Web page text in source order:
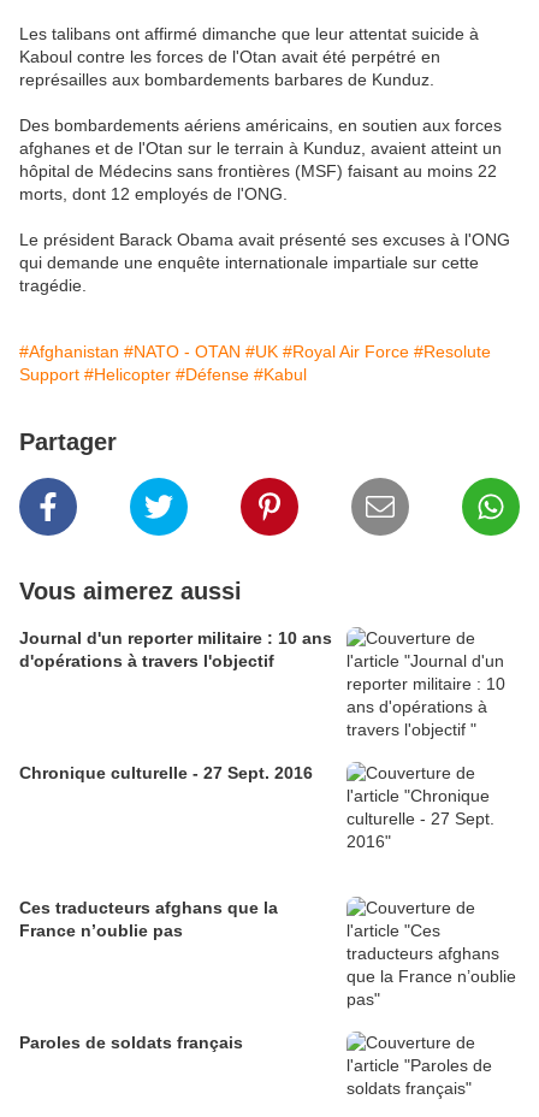
Les talibans ont affirmé dimanche que leur attentat suicide à
Kaboul contre les forces de l'Otan avait été perpétré en
représailles aux bombardements barbares de Kunduz.
Des bombardements aériens américains, en soutien aux forces
afghanes et de l'Otan sur le terrain à Kunduz, avaient atteint un
hôpital de Médecins sans frontières (MSF) faisant au moins 22
morts, dont 12 employés de l'ONG.
Le président Barack Obama avait présenté ses excuses à l'ONG
qui demande une enquête internationale impartiale sur cette
tragédie.
#Afghanistan #NATO - OTAN #UK #Royal Air Force #Resolute
Support #Helicopter #Défense #Kabul
Partager
Vous aimerez aussi
Journal d'un reporter militaire : 10 ans
d'opérations à travers l'objectif
Chronique culturelle - 27 Sept. 2016
Ces traducteurs afghans que la
France n’oublie pas
Paroles de soldats français